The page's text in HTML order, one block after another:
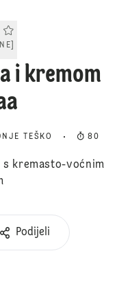
rating 0.0. Click to rate.
i kremom
TEŠKO 80
s kremasto-voćnim
Podijeli